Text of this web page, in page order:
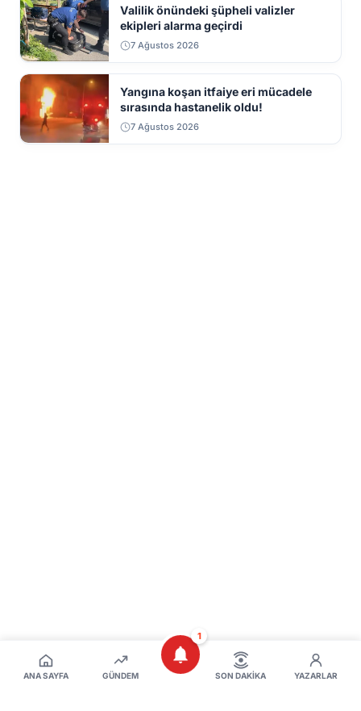
ANA SAYFA GÜNDEM
1
SON DAKIKA YAZARLAR
Valilik önündeki şüpheli valizler
ekipleri alarma geçirdi
7 Ağustos 2026
Yangına koşan itfaiye eri mücadele
sırasında hastanelik oldu!
7 Ağustos 2026